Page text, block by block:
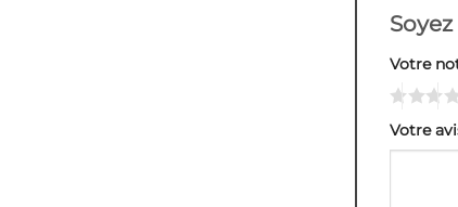
Votre
Votre